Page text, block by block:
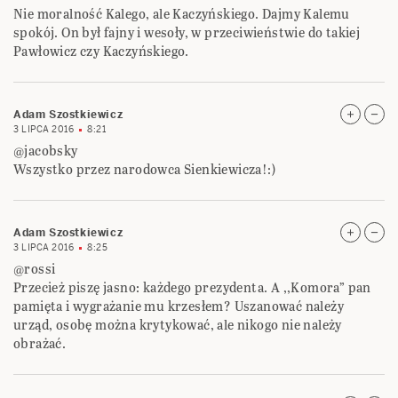
Nie moralność Kalego, ale Kaczyńskiego. Dajmy Kalemu
spokój. On był fajny i wesoły, w przeciwieństwie do takiej
Pawłowicz czy Kaczyńskiego.
Adam Szostkiewicz
3 LIPCA 2016 8:21
@jacobsky
Wszystko przez narodowca Sienkiewicza!:)
Adam Szostkiewicz
3 LIPCA 2016 8:25
@rossi
Przecież piszę jasno: każdego prezydenta. A ,,Komora” pan
pamięta i wygrażanie mu krzesłem? Uszanować należy
urząd, osobę można krytykować, ale nikogo nie należy
obrażać.